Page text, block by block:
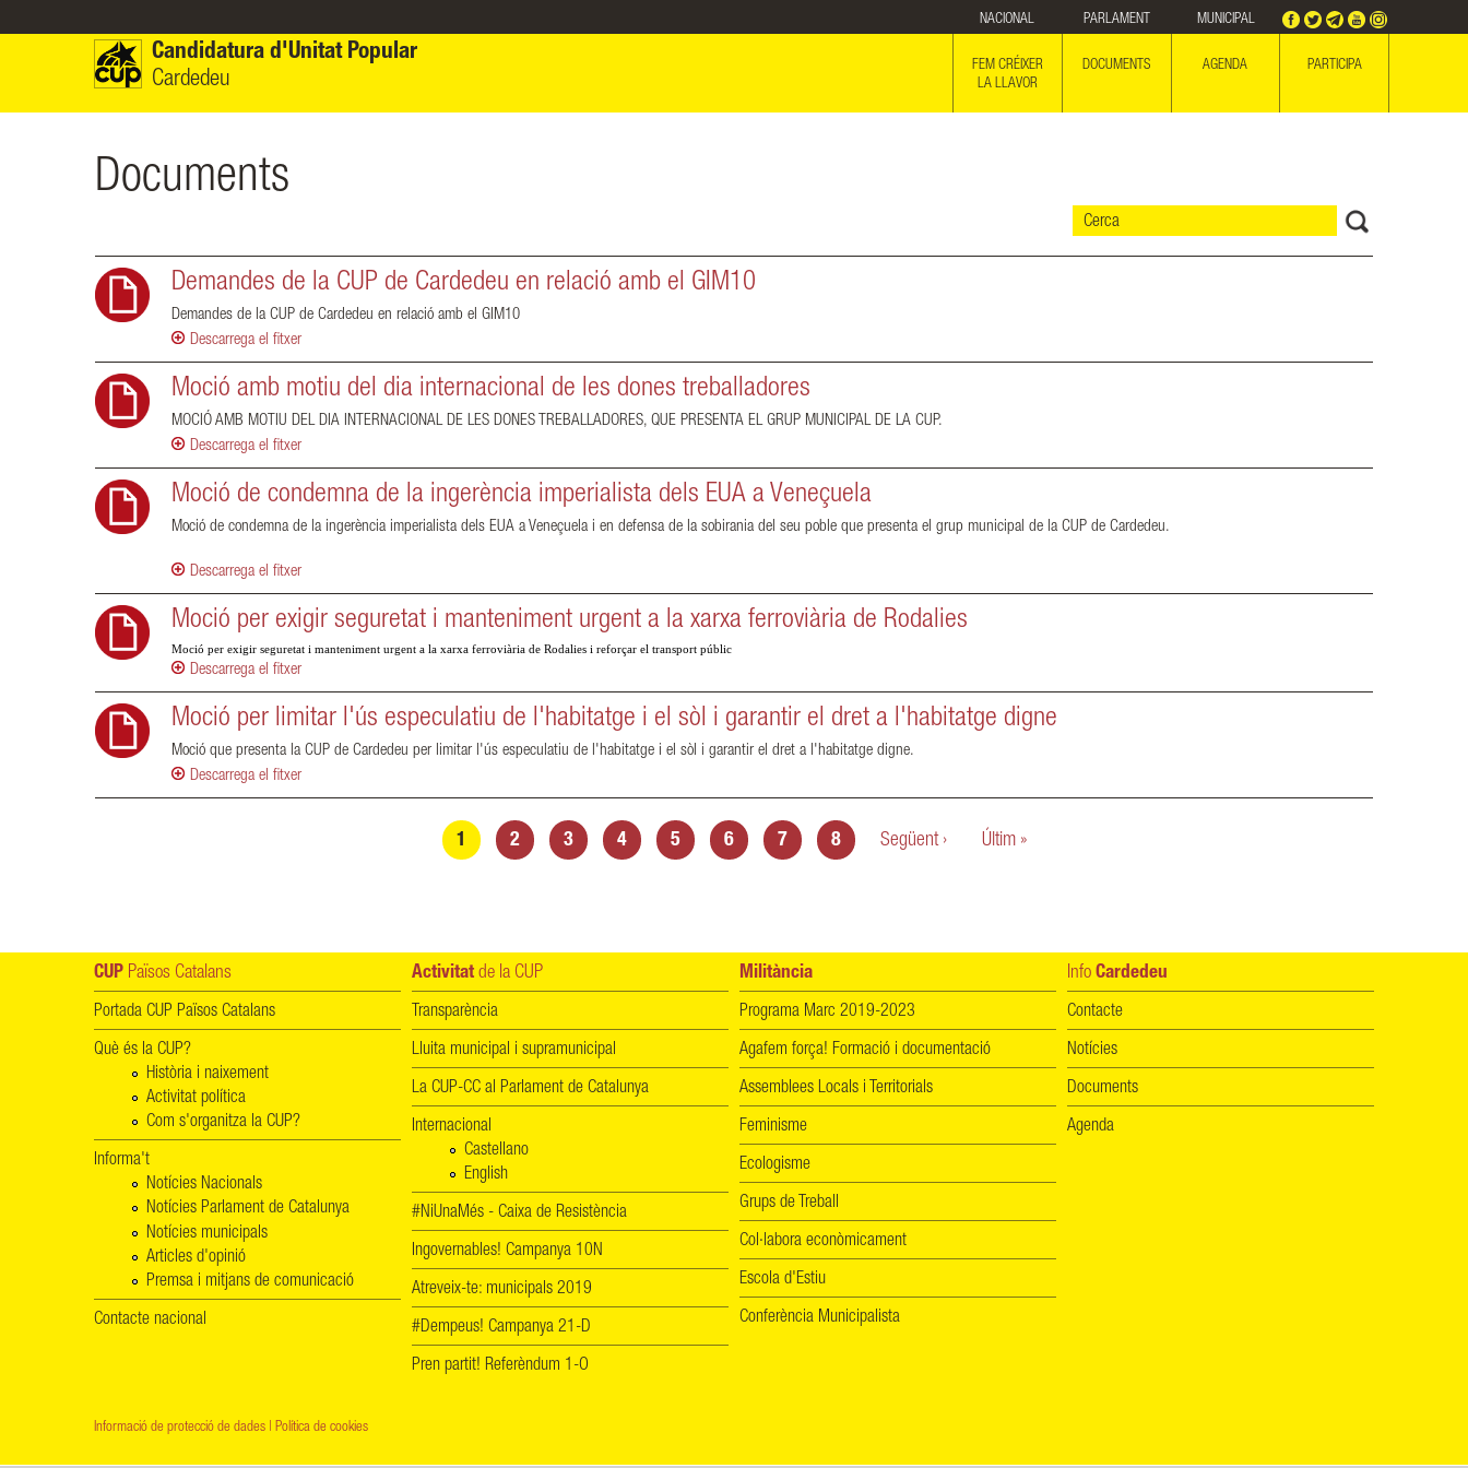
NACIONAL PARLAMENT MUNICIPAL
Candidatura d'Unitat Popular
Cardedeu
FEM CRÉIXER
LA LLAVOR
DOCUMENTS AGENDA PARTICIPA
Documents
Demandes de la CUP de Cardedeu en relació amb el GIM10
Demandes de la CUP de Cardedeu en relació amb el GIM10
Descarrega el fitxer
Moció amb motiu del dia internacional de les dones treballadores
MOCIÓ AMB MOTIU DEL DIA INTERNACIONAL DE LES DONES TREBALLADORES, QUE PRESENTA EL GRUP MUNICIPAL DE LA CUP.
Descarrega el fitxer
Moció de condemna de la ingerència imperialista dels EUA a Veneçuela
Moció de condemna de la ingerència imperialista dels EUA a Veneçuela i en defensa de la sobirania del seu poble que presenta el grup municipal de la CUP de Cardedeu.
Descarrega el fitxer
Moció per exigir seguretat i manteniment urgent a la xarxa ferroviària de Rodalies
Moció per exigir seguretat i manteniment urgent a la xarxa ferroviària de Rodalies i reforçar el transport públic
Descarrega el fitxer
Moció per limitar l'ús especulatiu de l'habitatge i el sòl i garantir el dret a l'habitatge digne
Moció que presenta la CUP de Cardedeu per limitar l'ús especulatiu de l'habitatge i el sòl i garantir el dret a l'habitatge digne.
Descarrega el fitxer
1 2 3 4 5 6 7 8 Següent › Últim »
CUP Països Catalans
Portada CUP Països Catalans
Què és la CUP?
Història i naixement
Activitat política
Com s'organitza la CUP?
Informa't
Notícies Nacionals
Notícies Parlament de Catalunya
Notícies municipals
Articles d'opinió
Premsa i mitjans de comunicació
Contacte nacional
Activitat de la CUP
Transparència
Lluita municipal i supramunicipal
La CUP-CC al Parlament de Catalunya
Internacional
Castellano
English
#NiUnaMés - Caixa de Resistència
Ingovernables! Campanya 10N
Atreveix-te: municipals 2019
#Dempeus! Campanya 21-D
Pren partit! Referèndum 1-O
Militància
Programa Marc 2019-2023
Agafem força! Formació i documentació
Assemblees Locals i Territorials
Feminisme
Ecologisme
Grups de Treball
Col·labora econòmicament
Escola d'Estiu
Conferència Municipalista
Info Cardedeu
Contacte
Notícies
Documents
Agenda
Informació de protecció de dades | Política de cookies